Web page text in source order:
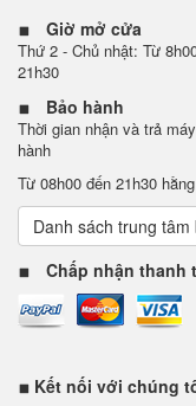
Giờ mở cửa
Thứ 2 - Chủ nhật: Từ
21h30
Bảo hành
Thời gian nhận và trả
hành
Từ 08h00 đến 21h30
Danh sách trung
Chấp nhận thanh
Kết nối với chúng